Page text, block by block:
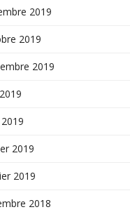
2019
2019
2019
2019
2019
2018